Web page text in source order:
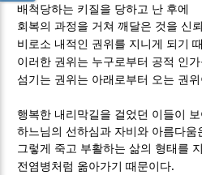
배척당하는 키질을 당하고 난 후에
회복의 과정을 거쳐 깨달은 것을 신
비로소 내적인 권위를 지니게 되기
이러한 권위는 누구로부터 공적 인
섬기는 권위는 아래로부터 오는 권
행복한 내리막길을 걸었던 이들이
하느님의 선하심과 자비와 아름다움
그렇게 죽고 부활하는 삶의 형태를
전염병처럼 옮아가기 때문이다.